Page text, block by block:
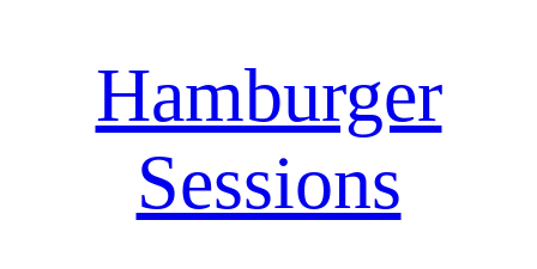
Hamburger
Sessions